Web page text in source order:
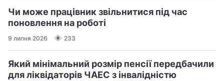
Чи може працівник звільнитися під час
поновлення на роботі
9 липня 2026 233
Який мінімальний розмір пенсії передбачили
для ліквідаторів ЧАЕС з інвалідністю